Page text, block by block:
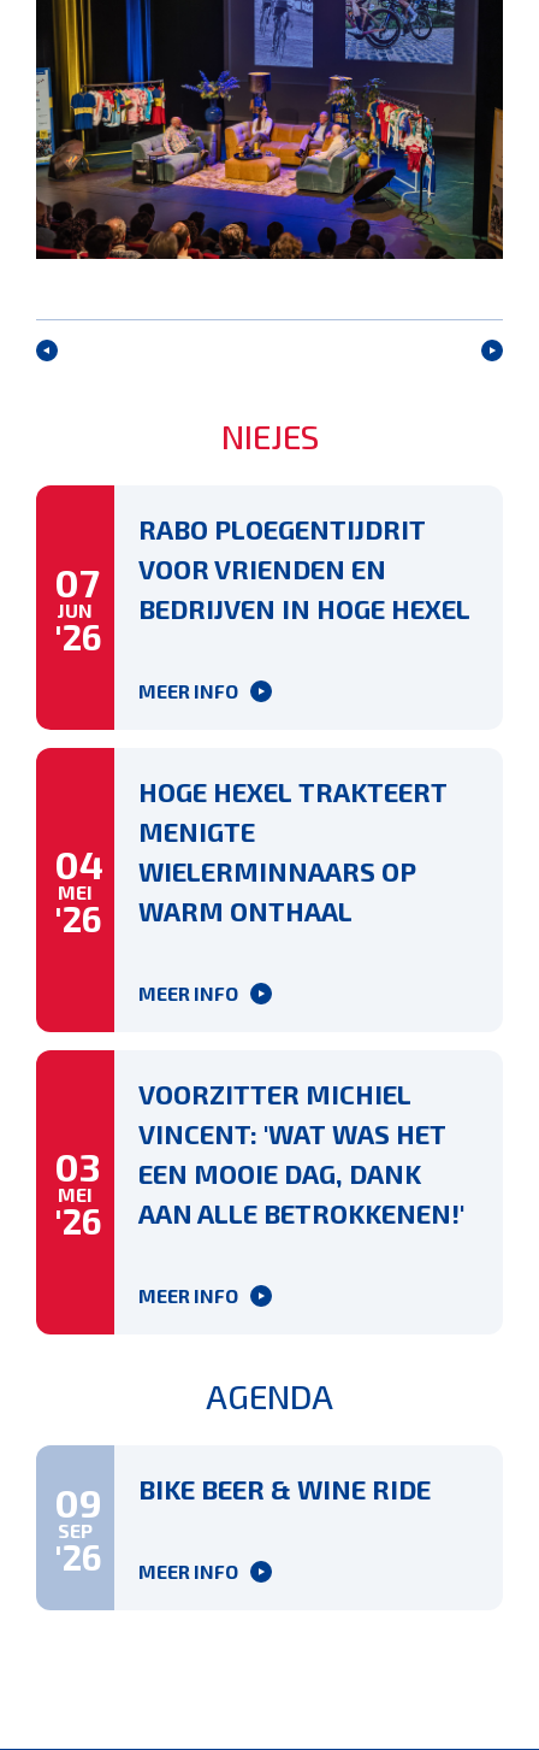
NIEJES
07
JUN
'26
RABO PLOEGENTIJDRIT
VOOR VRIENDEN EN
BEDRIJVEN IN HOGE HEXEL
MEER INFO
04
MEI
'26
HOGE HEXEL TRAKTEERT
MENIGTE
WIELERMINNAARS OP
WARM ONTHAAL
MEER INFO
03
MEI
'26
VOORZITTER MICHIEL
VINCENT: 'WAT WAS HET
EEN MOOIE DAG, DANK
AAN ALLE BETROKKENEN!'
MEER INFO
AGENDA
09
SEP
'26
BIKE BEER & WINE RIDE
MEER INFO